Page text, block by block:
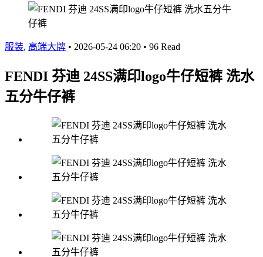
服装, 高端大牌 • 2026-05-24 06:20 • 96 Read
FENDI 芬迪 24SS满印logo牛仔短裤 洗水
五分牛仔裤